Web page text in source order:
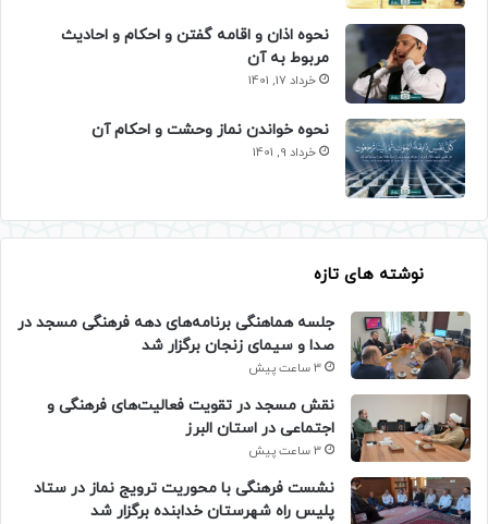
نحوه اذان و اقامه گفتن و احکام و احادیث
مربوط به آن
خرداد 17, 1401
نحوه خواندن نماز وحشت و احکام آن
خرداد 9, 1401
نوشته های تازه
جلسه هماهنگی برنامه‌های دهه فرهنگی مسجد در
صدا و سیمای زنجان برگزار شد
3 ساعت پیش
نقش مسجد در تقویت فعالیت‌های فرهنگی و
اجتماعی در استان البرز
3 ساعت پیش
نشست فرهنگی با محوریت ترویج نماز در ستاد
پلیس راه شهرستان خدابنده برگزار شد